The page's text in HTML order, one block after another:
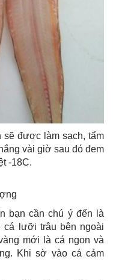
được làm sạch, tẩm
vài giờ sau đó đem
-18C.
bạn cần chú ý đến là
cá lưỡi trâu bên ngoài
mới là cá ngon và
Khi sờ vào cá cảm